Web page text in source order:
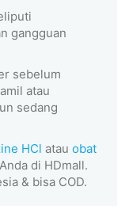
gangguan
sebelum
atau
sedang
HCl atau obat
di HDmall.
& bisa COD.